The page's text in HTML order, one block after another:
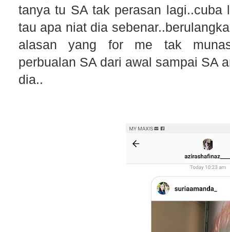
tanya tu SA tak perasan lagi..cuba
tau apa niat dia
alasan yang for me tak
perbualan SA dari awal sampai SA
dia..